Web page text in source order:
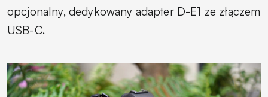
opcjonalny, dedykowany adapter D-E1 ze złączem
USB-C.